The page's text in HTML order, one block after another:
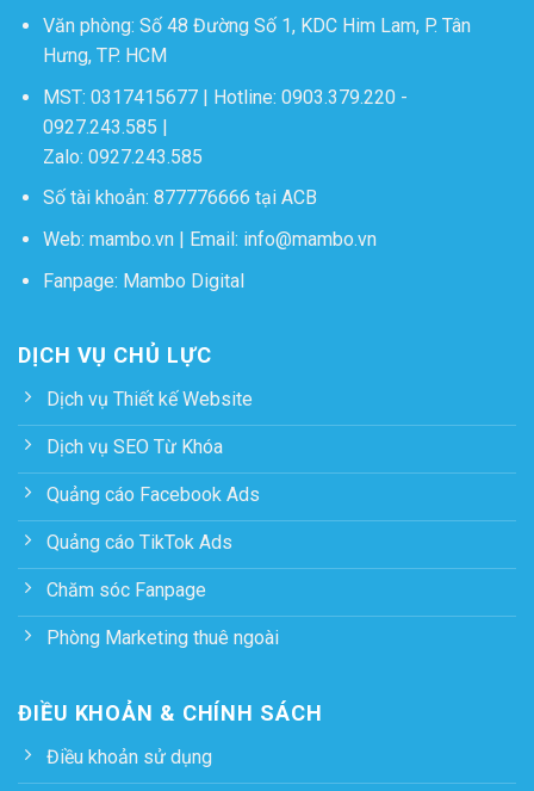
Văn phòng: Số 48 Đường Số 1, KDC Him Lam, P. Tân
Hưng, TP. HCM
MST: 0317415677 | Hotline: 0903.379.220-
0927.243.585 |
Zalo: 0927.243.585
Số tài khoản: 877776666 tại ACB
Web: mambo.vn| Email: info@mambo.vn
Fanpage: Mambo Digital
DỊCH VỤ CHỦ LỰC
Dịch vụ Thiết kế Website
Dịch vụ SEO Từ Khóa
Quảng cáo Facebook Ads
Quảng cáo TikTok Ads
Chăm sóc Fanpage
Phòng Marketing thuê ngoài
ĐIỀU KHOẢN & CHÍNH SÁCH
Điều khoản sử dụng